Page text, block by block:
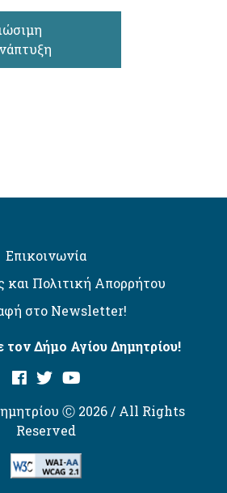
Επικοινωνία
και Πολιτική Απορρήτου
στο Newsletter!
τον Δήμο Αγίου Δημητρίου!
Ⓒ 2026 / All Rights
Reserved